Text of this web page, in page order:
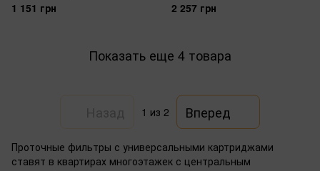
1 151 грн 2 257 грн
Показать еще 4 товара
1 из 2 Вперед
Проточные фильтры с универсальными картриджами
ставят в квартирах многоэтажек с центральным